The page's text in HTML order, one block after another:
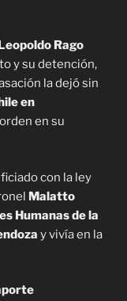
Rago
y su detención,
la dejó sin
en
en su
con la ley
Malatto
Humanas de la
y vivía en la